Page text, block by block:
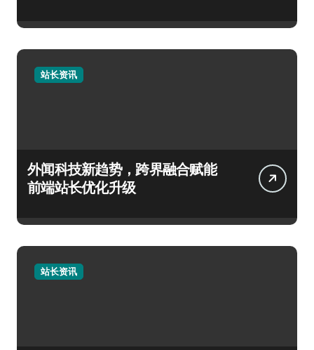
站长资讯
外闻科技新趋势，跨界融合赋能
前端站长优化升级
站长资讯